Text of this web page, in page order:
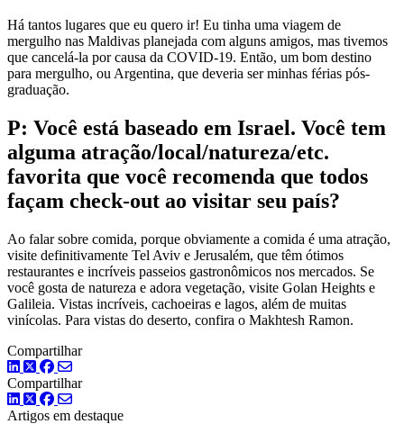
Há tantos lugares que eu quero ir! Eu tinha uma viagem de
mergulho nas Maldivas planejada com alguns amigos, mas tivemos
que cancelá-la por causa da COVID-19. Então, um bom destino
para mergulho, ou Argentina, que deveria ser minhas férias pós-
graduação.
P: Você está baseado em Israel. Você tem
alguma atração/local/natureza/etc.
favorita que você recomenda que todos
façam check-out ao visitar seu país?
Ao falar sobre comida, porque obviamente a comida é uma atração,
visite definitivamente Tel Aviv e Jerusalém, que têm ótimos
restaurantes e incríveis passeios gastronômicos nos mercados. Se
você gosta de natureza e adora vegetação, visite Golan Heights e
Galileia. Vistas incríveis, cachoeiras e lagos, além de muitas
vinícolas. Para vistas do deserto, confira o Makhtesh Ramon.
Compartilhar
LinkedIn
TwitterFacebook
Compartilhar
LinkedIn
TwitterFacebook
Artigos em destaque